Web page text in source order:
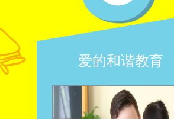
爱的和谐教育